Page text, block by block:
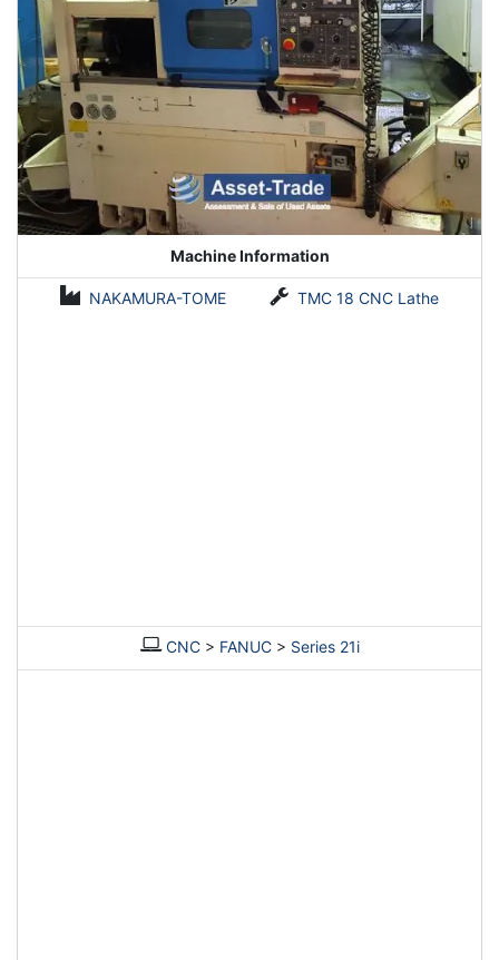
Machine Information
NAKAMURA-TOME TMC 18 CNC Lathe
CNC> FANUC> Series 21i